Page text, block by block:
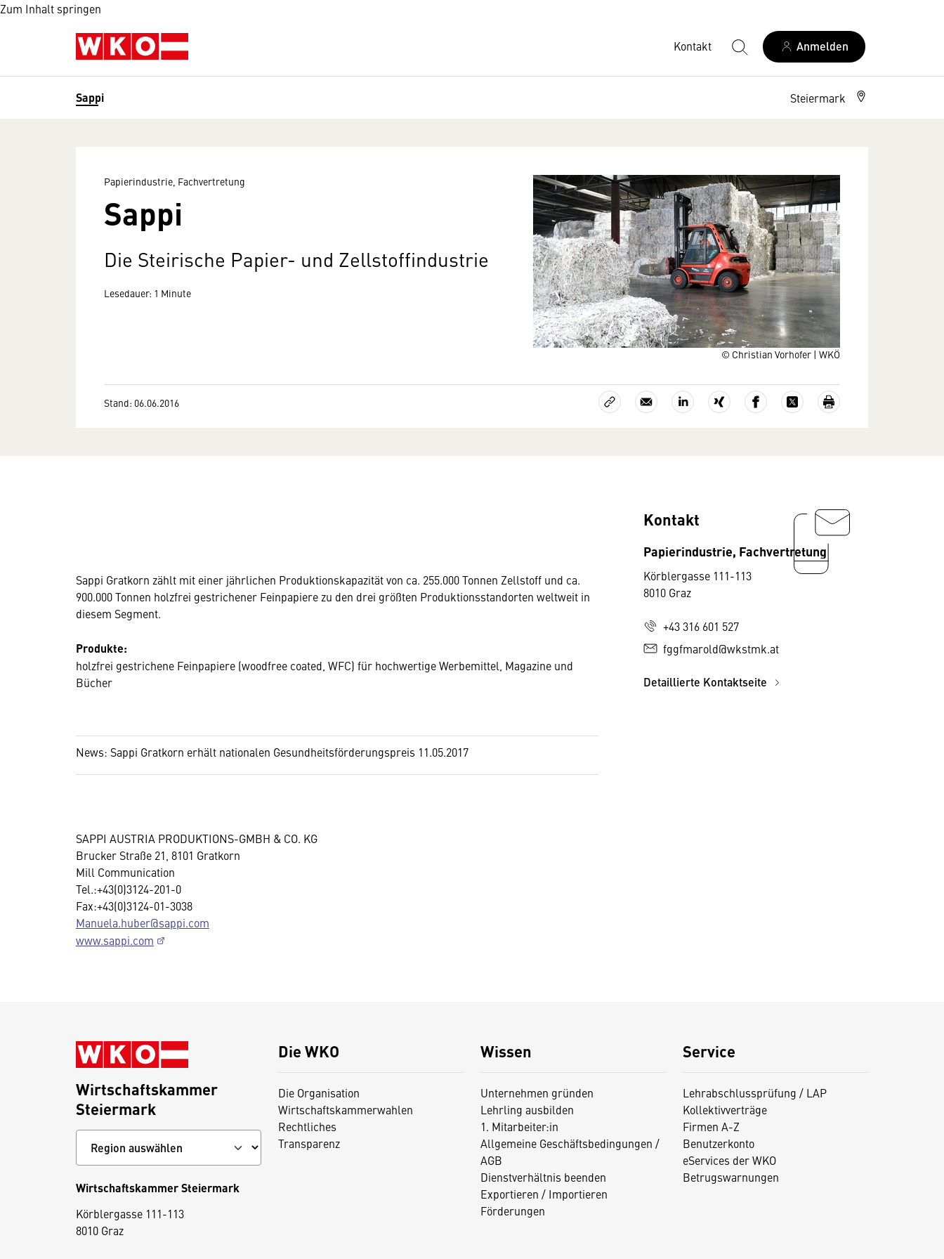
Zum Inhalt springen
Kontakt Anmelden
Sappi Steiermark
© Christian Vorhofer | WKÖ
Papierindustrie, Fachvertretung
Sappi
Die Steirische Papier- und Zellstoffindustrie
Lesedauer: 1 Minute
Stand: 06.06.2016
Sappi Gratkorn zählt mit einer jährlichen Produktionskapazität von ca. 255.000 Tonnen Zellstoff und ca.
900.000 Tonnen holzfrei gestrichener Feinpapiere zu den drei größten Produktionsstandorten weltweit in
diesem Segment.
Produkte:
holzfrei gestrichene Feinpapiere (woodfree coated, WFC) für hochwertige Werbemittel, Magazine und
Bücher
News: Sappi Gratkorn erhält nationalen Gesundheitsförderungspreis 11.05.2017
SAPPI AUSTRIA PRODUKTIONS-GMBH & CO. KG
Brucker Straße 21, 8101 Gratkorn
Mill Communication
Tel.:+43(0)3124-201-0
Fax:+43(0)3124-01-3038
Manuela.huber@sappi.com
www.sappi.com
Kontakt
Papierindustrie, Fachvertretung
Körblergasse 111-113
8010 Graz
+43 316 601 527
fggfmarold@wkstmk.at
Detaillierte Kontaktseite
Die WKO
Die Organisation
Wirtschaftskammerwahlen
Rechtliches
Transparenz
Wissen
Unternehmen gründen
Lehrling ausbilden
1. Mitarbeiter:in
Allgemeine Geschäftsbedingungen /
AGB
Dienstverhältnis beenden
Exportieren / Importieren
Förderungen
Service
Lehrabschlussprüfung / LAP
Kollektivverträge
Firmen A-Z
Benutzerkonto
eServices der WKO
Betrugswarnungen
Wirtschaftskammer
Steiermark
Wirtschaftskammer Steiermark
Körblergasse 111-113
8010 Graz